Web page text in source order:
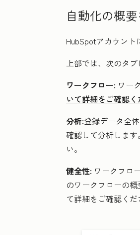
自動化の概
HubSpotアカウント
上部では、次のタブ
ワークフロー: ワー
いて詳細をご確認く
分析:登録データ全
確認して分析します。
い。
健全性: ワークフロ
のワークフローの概
て詳細をご確認くだ